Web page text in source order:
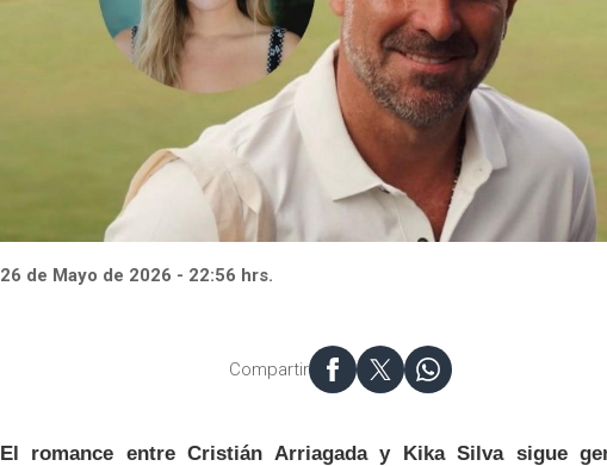
26 de Mayo de 2026 - 22:56 hrs.
Compartir
El romance entre Cristián Arriagada y Kika Silva sigue